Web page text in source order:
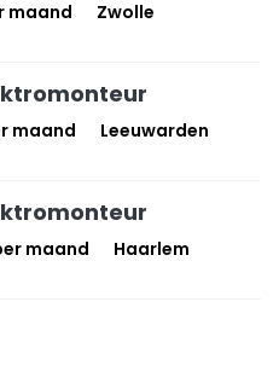
maand Zwolle
maand Leeuwarden
maand Haarlem